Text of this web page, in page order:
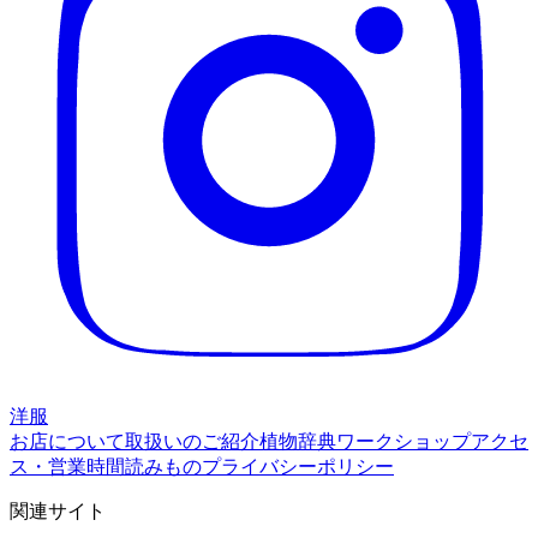
洋服
お店について取扱いのご紹介植物辞典ワークショップアクセ
ス・営業時間読みものプライバシーポリシー
関連サイト